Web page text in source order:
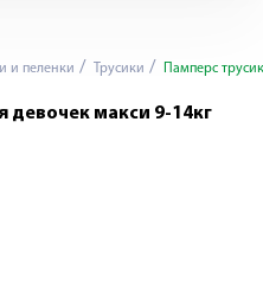
и пеленки Трусики Памперс
девочек макси 9-14кг